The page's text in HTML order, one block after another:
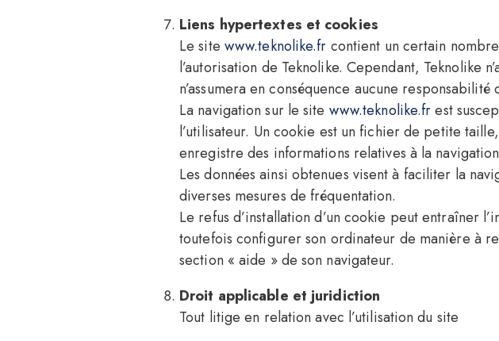
Liens hypertextes et cookies
Le site www.teknolike.fr contient un certain
l’autorisation de Teknolike. Cependant, Teknolike
n’assumera en conséquence aucune responsabilité
La navigation sur le site www.teknolike.frest
l’utilisateur. Un cookie est un fichier de petite
enregistre des informations relatives à la
Les données ainsi obtenues visent à faciliter la
diverses mesures de fréquentation.
Le refus d’installation d’un cookie peut entraîner
toutefois configurer son ordinateur de manière à
section « aide » de son navigateur.
Droit applicable et juridiction
Tout litige en relation avec l’utilisation du site